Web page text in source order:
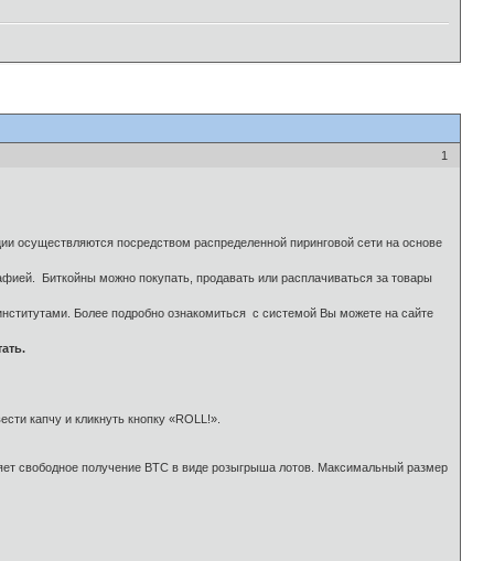
1
посредством распределенной пиринговой сети на основе
Биткойны можно покупать, продавать или расплачиваться за товары
Более подробно ознакомиться с системой Вы можете на сайте
капчу и кликнуть кнопку «ROLL!».
свободное получение BTC в виде розыгрыша лотов. Максимальный размер